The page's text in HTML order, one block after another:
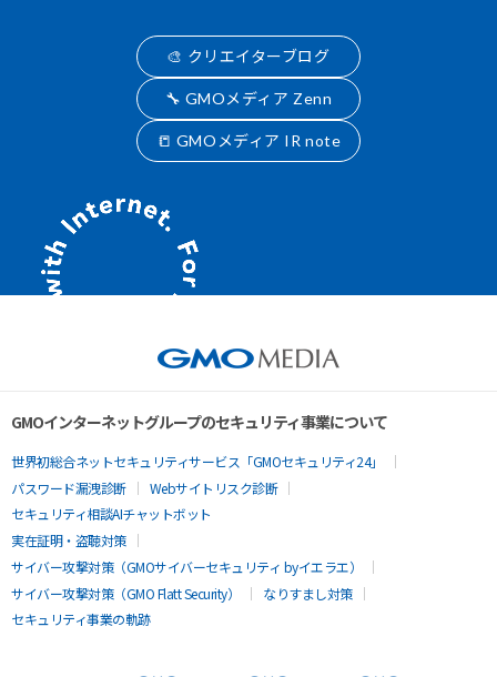
🎨 クリエイターブログ
🔧 GMOメディア Zenn
📒 GMOメディア IR note
GMOインターネットグループのセキュリティ事業について
世界初総合ネットセキュリティサービス「GMOセキュリティ24」
パスワード漏洩診断
Webサイトリスク診断
セキュリティ相談AIチャットボット
実在証明・盗聴対策
サイバー攻撃対策（GMOサイバーセキュリティ byイエラエ）
サイバー攻撃対策（GMO Flatt Security）
なりすまし対策
セキュリティ事業の軌跡